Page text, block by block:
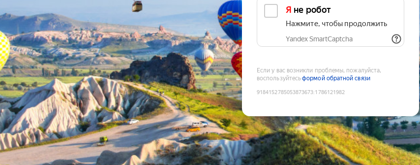
Я не робот
Нажмите, чтобы продолжить
Yandex SmartCaptcha
Если у вас возникли проблемы, пожалуйста,
воспользуйтесьформой обратной связи
9184152785053873673:1786121982